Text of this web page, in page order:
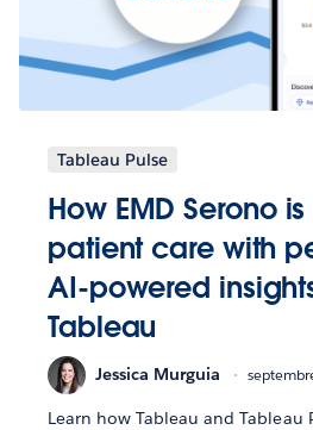
Tableau Pulse
How EMD Serono
patient care with
AI-powered
Tableau
Jessica Murguia
Learn how Tableau and Tableau